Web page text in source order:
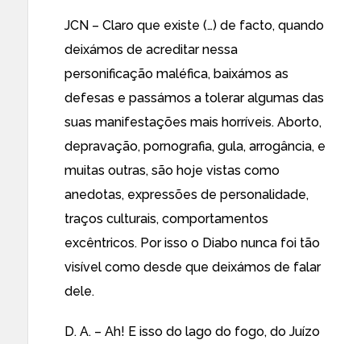
JCN – Claro que existe (…) de facto, quando
deixámos de acreditar nessa
personificação maléfica, baixámos as
defesas e passámos a tolerar algumas das
suas manifestações mais horríveis. Aborto,
depravação, pornografia, gula, arrogância, e
muitas outras, são hoje vistas como
anedotas, expressões de personalidade,
traços culturais, comportamentos
excêntricos. Por isso o Diabo nunca foi tão
visível como desde que deixámos de falar
dele.
D. A. – Ah! E isso do lago do fogo, do Juízo